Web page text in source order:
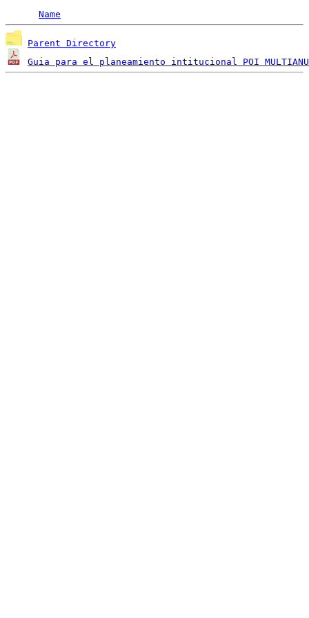
Name
Parent Directory
Guia para el planeamiento intitucional POI